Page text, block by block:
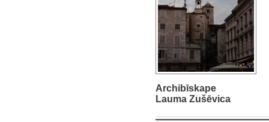
Archibīskape
Lauma Zušēvica